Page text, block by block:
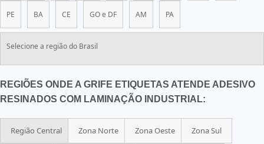
PE BA CE GO e DF AM PA
Selecione a região do Brasil
REGIÕES ONDE A GRIFE ETIQUETAS ATENDE ADESIVO
RESINADOS COM LAMINAÇÃO INDUSTRIAL:
Região Central Zona Norte Zona Oeste Zona Sul